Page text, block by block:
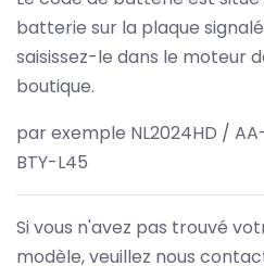
batterie sur la plaque
saisissez-le dans le moteur
boutique.
par exemple NL2024HD /
BTY-L45
Si vous n'avez pas trouvé
modèle, veuillez nous